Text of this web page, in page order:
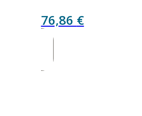
76,86 €